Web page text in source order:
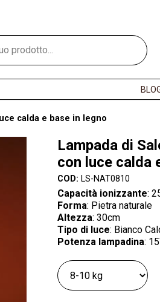
calda e base in legno
Lampada di
con luce calda
COD: LS-NAT0810
Capacità ionizzante:
Forma: Pietra naturale
Altezza: 30cm
Tipo di luce: Bianco
Potenza lampadina: